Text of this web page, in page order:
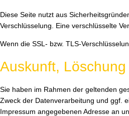
Diese Seite nutzt aus
Verschlüsselung. Eine verschlüsselte
Wenn die SSL- bzw. TLS-
Auskunft,
Sie haben im Rahmen der geltenden
Zweck der Datenverarbeitung und ggf.
Impressum angegebenen Adresse an